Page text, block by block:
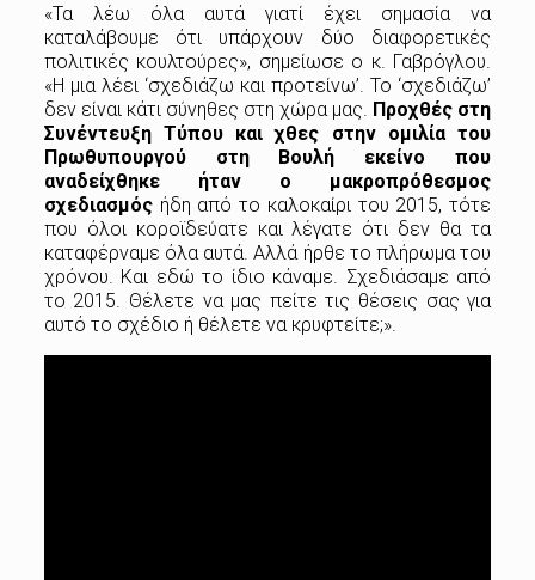
«Τα λέω όλα αυτά γιατί έχει σημασία να
καταλάβουμε ότι υπάρχουν δύο διαφορετικές
πολιτικές κουλτούρες», σημείωσε ο κ. Γαβρόγλου.
«Η μια λέει ‘σχεδιάζω και προτείνω’. Το ‘σχεδιάζω’
δεν είναι κάτι σύνηθες στη χώρα μας. Προχθές στη
Συνέντευξη Τύπου και χθες στην ομιλία του
Πρωθυπουργού στη Βουλή εκείνο που
αναδείχθηκε ήταν ο μακροπρόθεσμος
σχεδιασμόςήδη από το καλοκαίρι του 2015, τότε
που όλοι κοροϊδεύατε και λέγατε ότι δεν θα τα
καταφέρναμε όλα αυτά. Αλλά ήρθε το πλήρωμα του
χρόνου. Και εδώ το ίδιο κάναμε. Σχεδιάσαμε από
το 2015. Θέλετε να μας πείτε τις θέσεις σας για
αυτό το σχέδιο ή θέλετε να κρυφτείτε;».